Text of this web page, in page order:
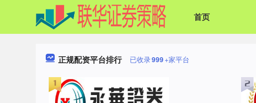
首页
正规配资平台排行 已收录999+家平台